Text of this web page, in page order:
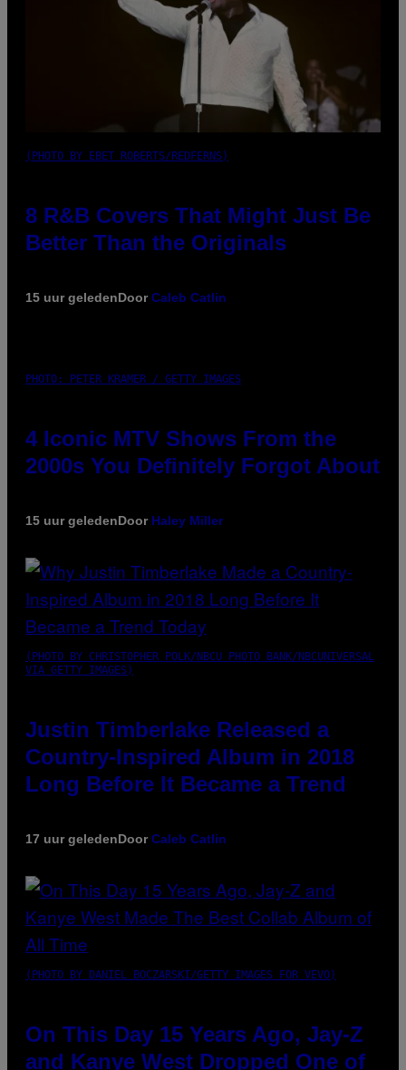
(PHOTO BY EBET ROBERTS/REDFERNS)
8 R&B Covers That Might Just Be
Better Than the Originals
15 uur geledenDoorCaleb Catlin
PHOTO: PETER KRAMER / GETTY IMAGES
4 Iconic MTV Shows From the
2000s You Definitely Forgot About
15 uur geledenDoor Haley Miller
(PHOTO BY CHRISTOPHER POLK/NBCU PHOTO BANK/NBCUNIVERSAL
VIA GETTY IMAGES)
Justin Timberlake Released a
Country-Inspired Album in 2018
Long Before It Became a Trend
17 uur geledenDoorCaleb Catlin
(PHOTO BY DANIEL BOCZARSKI/GETTY IMAGES FOR VEVO)
On This Day 15 Years Ago, Jay-Z
and Kanye West Dropped One of